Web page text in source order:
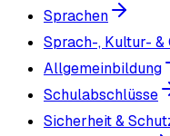
Sprachen
Sprach-, Kultur- &
Allgemeinbildung
Schulabschlüsse
Sicherheit &